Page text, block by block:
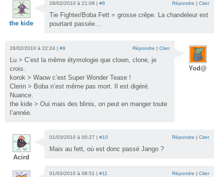
the kide
28/02/2010 à 21:08 | #8 Répondre | Citer
Tie Fighter/Boba Fett = grosse crêpe. La chandeleur est
pourtant passée…
Yod@
28/02/2010 à 22:24 | #9 Répondre | Citer
Lu > C’est la même étymologie que clown, clone, je
crois.
korok > Waow c’est Super Wonder Tease !
Clerin > Boba n’est même pas mort. Il est digéré.
Nuance.
the kide > Oui mais des blinis, on peut en manger toute
l’année.
Acird
01/03/2010 à 00:27 | #10 Répondre | Citer
Mais au fett, où est donc passé Jango ?
01/03/2010 à 08:51 | #11 Répondre | Citer